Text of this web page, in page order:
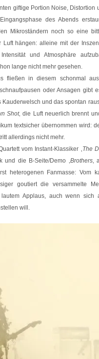
giftige Portion Noise,
des Abends
Mikroständern noch so eine
Luft hängen: alleine mit der
und Atmosphäre
lange nicht mehr gesehen.
fließen in diesem schonmal
oder Ansagen gibt
Kauderwelsch und das spontan
Shot‚ die Luft neuerlich brennt
textsicher übernommen wird:
allerdings nicht mehr.
vom Instant-Klassiker ‚The
und die B-Seite/Demo ‚Brothers‚
heterogenen Fanmasse:
goutiert die versammelte
lautem Applaus, auch wenn
will.